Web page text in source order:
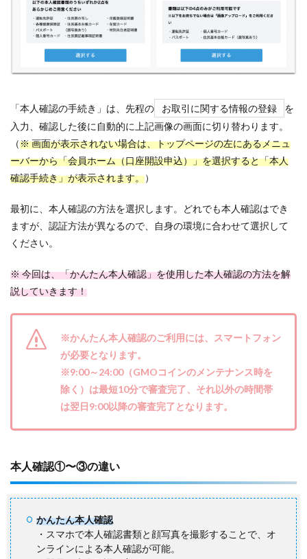
「本人確認の手続き」は、先程の お取引に関する情報の登録
を
入力、確認した後に自動的に上記画像の画面に切り替わります。
（※ 画面が表示されない場合は、トップページの左にあるメニュ
ーバーから「会員ホーム（口座開設申込）」を選択すると「本人
確認手続き」が表示されます。）
最初に、本人確認の方法を選択します。どれでも本人確認はでき
ますが、認証方法が異なるので、自身の環境に合わせて選択して
ください。
※ 今回は、「かんたん本人確認」を使用した本人確認の方法を解
説していきます！
※かんたん本人確認のご利用には、スマートフォン
が必要となります。
※9:00～24:00（GMOコインのメンテナンス時を
除く）は最短10分で審査完了、それ以外の時間帯
は翌日9:00以降の審査完了となります。
本人確認①〜③の違い
かんたん本人確認
・スマホで本人確認書類と顔写真を撮影することで、オ
ンラインによる本人確認が可能。